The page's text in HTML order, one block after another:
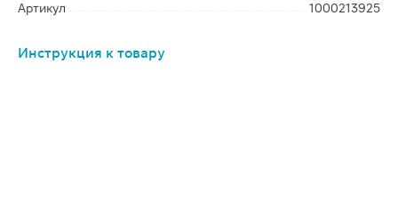
Артикул
1000213925
Инструкция к товару